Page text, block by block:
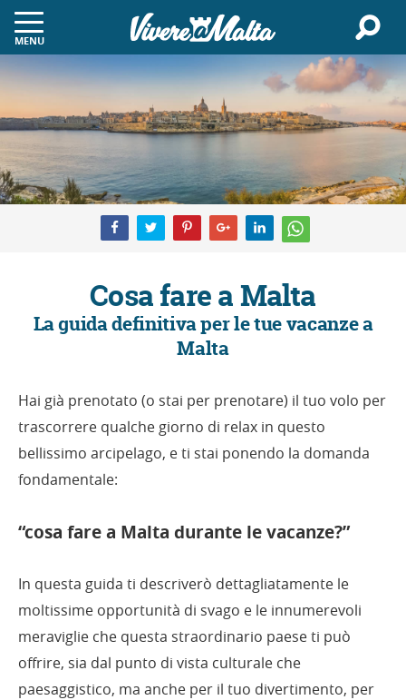
MENU
Cosa fare a Malta
La guida definitiva per le tue vacanze a
Malta
Hai già prenotato (o stai per prenotare) il tuo volo per
trascorrere qualche giorno di relax in questo
bellissimo arcipelago, e ti stai ponendo la domanda
fondamentale:
“cosa fare a Malta durante le vacanze?”
In questa guida ti descriverò dettagliatamente le
moltissime opportunità di svago e le innumerevoli
meraviglie che questa straordinario paese ti può
offrire, sia dal punto di vista culturale che
paesaggistico, ma anche per il tuo divertimento, per